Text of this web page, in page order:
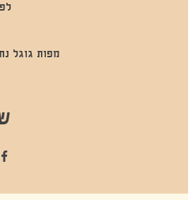
מפות גוגל